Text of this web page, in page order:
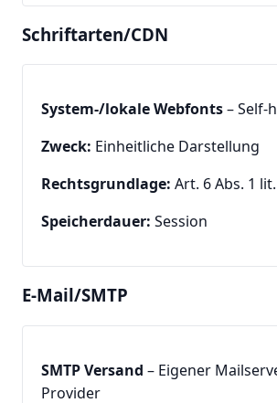
Schriftarten/CDN
System-/lokale Webfonts– Self-
Zweck: Einheitliche Darstellung
Rechtsgrundlage: Art. 6 Abs. 1
Speicherdauer: Session
E-Mail/SMTP
SMTP Versand – Eigener
Provider